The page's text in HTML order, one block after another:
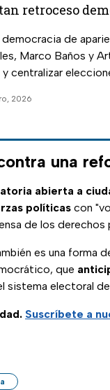
retroceso
democracia de
Marco Baños y
y centralizar
2026
una
abierta a
políticas con
de los
es una forma
que
sistema electoral
Suscríbete a